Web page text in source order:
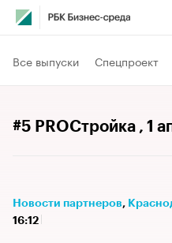
Все выпуски Спецпроект
#5 PROСтройка , 1
Новости партнеров⁠,
16:12